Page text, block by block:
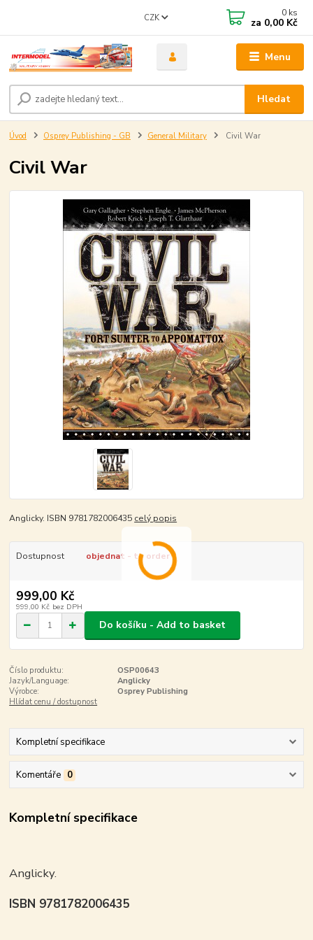
Menu
CZK
Hledat
0 ks
za 0,00 Kč
Úvod Osprey Publishing - GB General Military Civil War
Civil War
Anglicky. ISBN 9781782006435 celý popis
Dostupnost objednat - to order
999,00 Kč
999,00 Kč bez DPH
Do košíku - Add to basket
Číslo produktu:
OSP00643
Jazyk/Language:
Anglicky
Výrobce:
Osprey Publishing
Hlídat cenu / dostupnost
Kompletní specifikace
Komentáře 0
Kompletní specifikace
Anglicky.
ISBN 9781782006435